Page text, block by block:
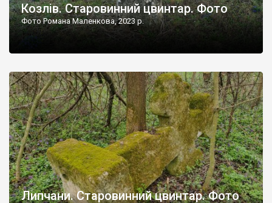
Козлів. Старовинний цвинтар. Фото
Фото Романа Маленкова, 2023 р.
Липчани. Старовинний цвинтар. Фото